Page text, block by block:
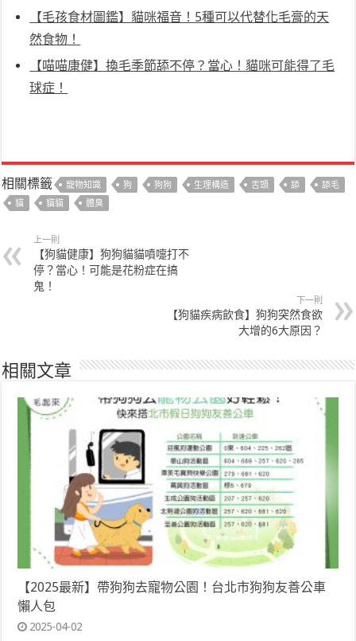
【毛孩食材圖鑑】貓咪福音！5種可以代替化毛膏的天
然食物！
【喵喵康健】換毛季節舔不停？當心！貓咪可能得了毛
球症！
相關標籤 寵物知識 狗 狗狗 生理構造 舌頭 舔
舔毛
貓
貓貓 體臭
上一則
【狗貓健康】狗狗貓貓噴嚏打不
停？當心！可能是花粉症在搞
鬼！
下一則
【狗貓疾病飲食】狗狗突然食欲
大增的6大原因？
相關文章
【2025最新】帶狗狗去寵物公園！台北市狗狗友善公車
懶人包
2025-04-02